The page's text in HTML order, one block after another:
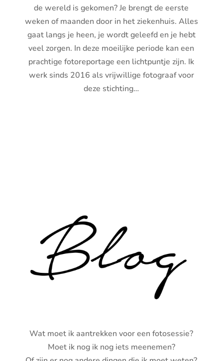
de wereld is gekomen?Je brengt de eerste
weken of maanden door in het ziekenhuis. Alles
gaat langs je heen, je wordt geleefd en je hebt
veel zorgen. In deze moeilijke periode kan een
prachtige fotoreportage een lichtpuntje zijn. Ik
werk sinds 2016 als vrijwillige fotograaf voor
deze stichting…
Wat moet ik aantrekken voor een fotosessie?
Moet ik nog ik nog iets meenemen?